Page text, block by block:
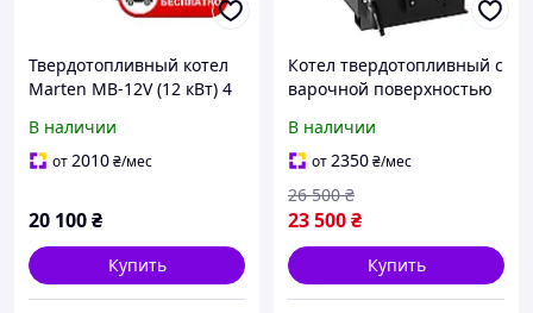
Твердотопливный котел
Marten MB-12V (12 кВт) 4
поверхностью
В наличии
от2010₴/мес
20 100₴
Купить
Котел твердотопливный с
варочной поверхностью
В наличии
от2350₴/мес
23 500₴
26 500 ₴
Купить